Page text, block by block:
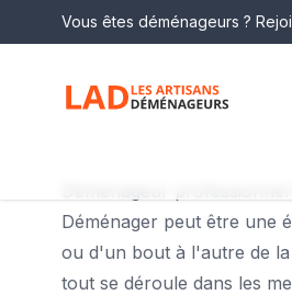
Vous êtes déménageurs ?
Déménager peut être une
ou d'un bout à l'autre de
tout se déroule dans les